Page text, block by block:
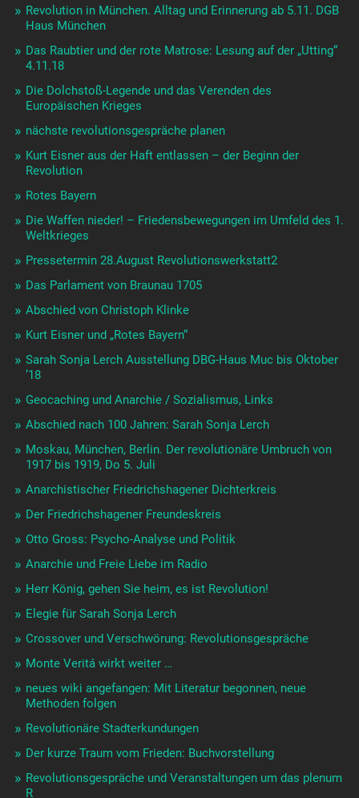
Revolution in München. Alltag und Erinnerung ab 5.11. DGB
Haus München
Das Raubtier und der rote Matrose: Lesung auf der „Utting“
4.11.18
Die Dolchstoß-Legende und das Verenden des
Europäischen Krieges
nächste revolutionsgespräche planen
Kurt Eisner aus der Haft entlassen – der Beginn der
Revolution
Rotes Bayern
Die Waffen nieder! – Friedensbewegungen im Umfeld des 1.
Weltkrieges
Pressetermin 28.August Revolutionswerkstatt2
Das Parlament von Braunau 1705
Abschied von Christoph Klinke
Kurt Eisner und „Rotes Bayern“
Sarah Sonja Lerch Ausstellung DBG-Haus Muc bis Oktober
’18
Geocaching und Anarchie / Sozialismus, Links
Abschied nach 100 Jahren: Sarah Sonja Lerch
Moskau, München, Berlin. Der revolutionäre Umbruch von
1917 bis 1919, Do 5. Juli
Anarchistischer Friedrichshagener Dichterkreis
Der Friedrichshagener Freundeskreis
Otto Gross: Psycho-Analyse und Politik
Anarchie und Freie Liebe im Radio
Herr König, gehen Sie heim, es ist Revolution!
Elegie für Sarah Sonja Lerch
Crossover und Verschwörung: Revolutionsgespräche
Monte Veritá wirkt weiter …
neues wiki angefangen: Mit Literatur begonnen, neue
Methoden folgen
Revolutionäre Stadterkundungen
Der kurze Traum vom Frieden: Buchvorstellung
Revolutionsgespräche und Veranstaltungen um das plenum
R